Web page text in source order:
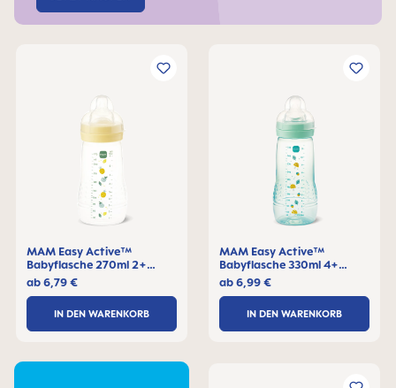
MAM Easy Active™
Babyflasche 270ml 2+
Monate, 1 Stck
ab6,79 €
IN DEN WARENKORB
MAM Easy Active™
Babyflasche 330ml 4+
Monate, 1 Stck
ab6,99 €
IN DEN WARENKORB